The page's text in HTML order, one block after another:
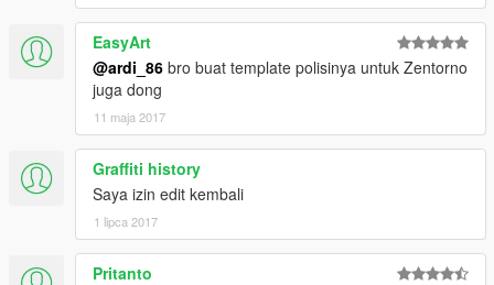
EasyArt
@ardi_86 bro buat template polisinya untuk Zentorno
juga dong
11 maja 2017
Graffiti history
Saya izin edit kembali
1 lipca 2017
Pritanto